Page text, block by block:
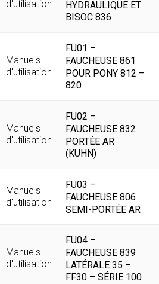
d'utilisation
HYDRAULIQUE ET
BISOC 836
Manuels
d'utilisation
FU01 –
FAUCHEUSE 861
POUR PONY 812 –
820
Manuels
d'utilisation
FU02 –
FAUCHEUSE 832
PORTÉE AR
(KUHN)
Manuels
d'utilisation
FU03 –
FAUCHEUSE 806
SEMI-PORTÉE AR
Manuels
d'utilisation
FU04 –
FAUCHEUSE 839
LATÉRALE 35 –
FF30 – SÉRIE 100